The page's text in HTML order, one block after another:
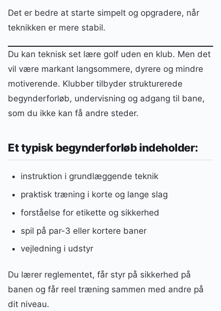
Det er bedre at starte simpelt og opgradere, når
teknikken er mere stabil.
Du kan teknisk set lære golf uden en klub. Men det
vil være markant langsommere, dyrere og mindre
motiverende. Klubber tilbyder strukturerede
begynderforløb, undervisning og adgang til bane,
som du ikke kan få andre steder.
Et typisk begynderforløb indeholder:
instruktion i grundlæggende teknik
praktisk træning i korte og lange slag
forståelse for etikette og sikkerhed
spil på par-3 eller kortere baner
vejledning i udstyr
Du lærer reglementet, får styr på sikkerhed på
banen og får reel træning sammen med andre på
dit niveau.